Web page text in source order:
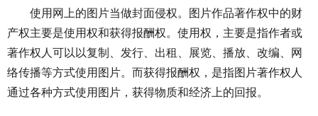
使用网上的图片当做封面侵权。图片作品著作权中的财
产权主要是使用权和获得报酬权。使用权，主要是指作者或
著作权人可以以复制、发行、出租、展览、播放、改编、网
络传播等方式使用图片。而获得报酬权，是指图片著作权人
通过各种方式使用图片，获得物质和经济上的回报。